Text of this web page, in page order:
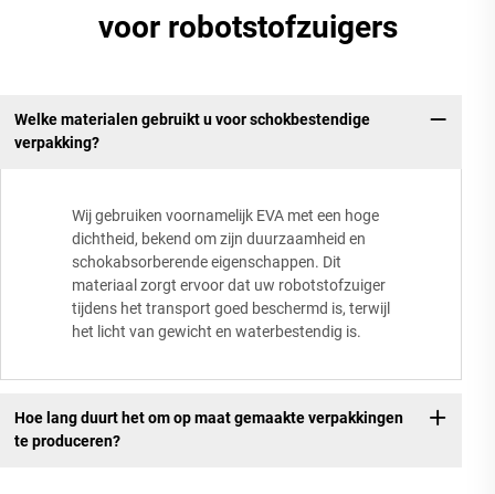
voor robotstofzuigers
Welke materialen gebruikt u voor schokbestendige
verpakking?
Wij gebruiken voornamelijk EVA met een hoge
dichtheid, bekend om zijn duurzaamheid en
schokabsorberende eigenschappen. Dit
materiaal zorgt ervoor dat uw robotstofzuiger
tijdens het transport goed beschermd is, terwijl
het licht van gewicht en waterbestendig is.
Hoe lang duurt het om op maat gemaakte verpakkingen
te produceren?